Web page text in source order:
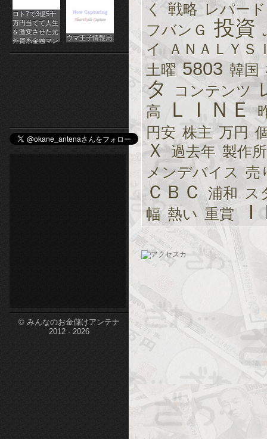
オ
ン
ラ
イ
ン
カ
ジ
ノ
etc-
ロト7で3億5千
万円当てて人生
を激変させた元
外資系金融マン
ウマ王子情報局
© みんなのお金儲けアンテナ
2012 - 2026
く 戦略 レパー
フバンＧ 投資
イ
ＡＮＡＬＹＳ
土曜 5803 韓国
タ コンテンツ
高 ＬＩＮＥ
円安 株主 万円
Ｘ 過去年 製作所
メンデバイス 売
ＣＢＣ 浦和 ス
幅 熱い 重賞 Ｉ